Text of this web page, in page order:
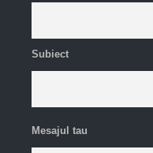
Subiect
Mesajul tau